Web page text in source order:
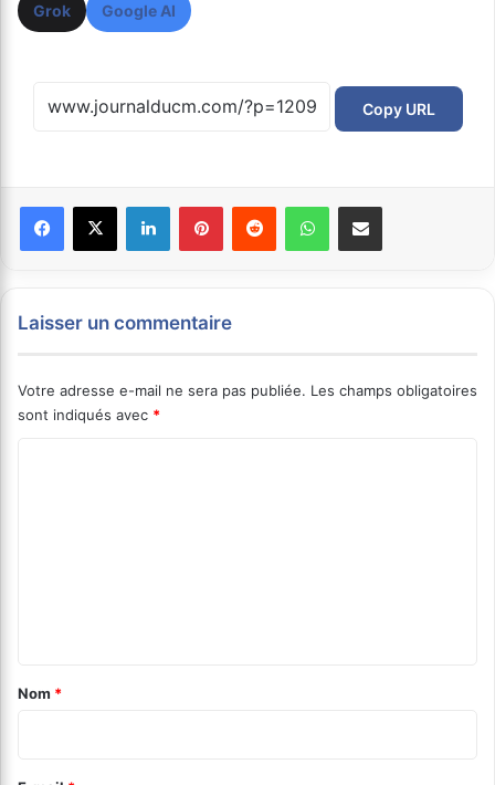
Grok Google AI
Copy URL
Laisser un commentaire
Votre adresse e-mail ne sera pas publiée. Les champs obligatoires
sont indiqués avec *
a
Nom *